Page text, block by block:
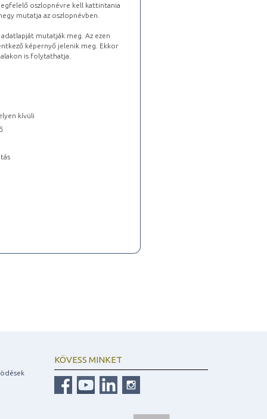
oszlopnévre kell kattintania
mutatja az oszlopnévben.
mutatják meg. Az ezen
képernyő jelenik meg. Ekkor
is folytathatja.
kívüli
KÖVESS MINKET